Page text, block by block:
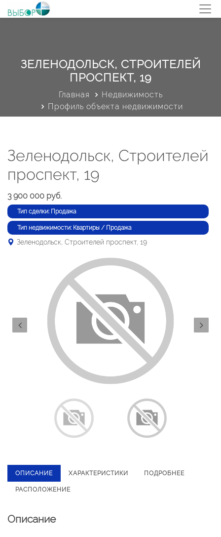
ЗЕЛЕНОДОЛЬСК, СТРОИТЕЛЕЙ
ПРОСПЕКТ, 19
Главная
Недвижимость
Профиль объекта недвижимости
Зеленодольск, Строителей
проспект, 19
3 900 000 руб.
Тип сделки: Продажа
Тип недвижимости: Квартиры / Продажа
Зеленодольск, Строителей проспект, 19
ОПИСАНИЕ ХАРАКТЕРИСТИКИ ПОДРОБНЕЕ
РАСПОЛОЖЕНИЕ
Описание